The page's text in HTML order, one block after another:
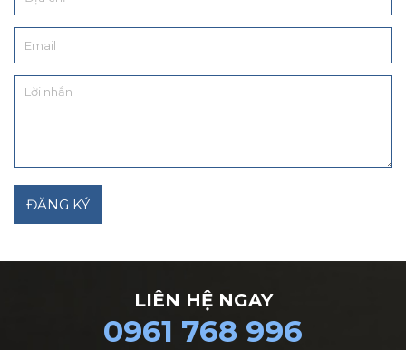
LIÊN HỆ NGAY
0961 768 996